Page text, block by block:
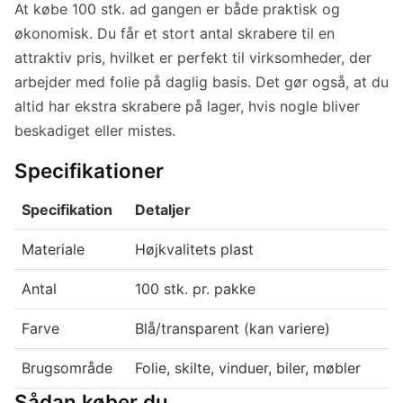
At købe 100 stk. ad gangen er både praktisk og
økonomisk. Du får et stort antal skrabere til en
attraktiv pris, hvilket er perfekt til virksomheder, der
arbejder med folie på daglig basis. Det gør også, at du
altid har ekstra skrabere på lager, hvis nogle bliver
beskadiget eller mistes.
Specifikationer
Specifikation Detaljer
Materiale Højkvalitets plast
Antal 100 stk. pr. pakke
Farve Blå/transparent (kan variere)
Brugsområde Folie, skilte, vinduer, biler, møbler